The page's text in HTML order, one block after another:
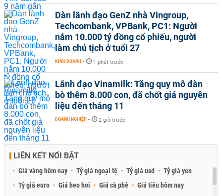
Dàn lãnh đạo GenZ nhà Vingroup,
Techcombank, VPBank, PC1: Người
nắm 10.000 tỷ đồng cổ phiếu, người
làm chủ tịch ở tuổi 27
KINH DOANH - 1 phút trước
Lãnh đạo Vinamilk: Tăng quy mô đàn
bò thêm 8.000 con, đã chốt giá nguyên
liệu đến tháng 11
DOANH NGHIỆP - 2 giờ trước
LIÊN KẾT NỔI BẬT
Giá vàng hôm nay Tỷ giá ngoại tệ Tỷ giá usd
Tỷ giá yen
Tỷ giá euro
Giá heo hơi Giá cà phê
Giá tiêu hôm nay